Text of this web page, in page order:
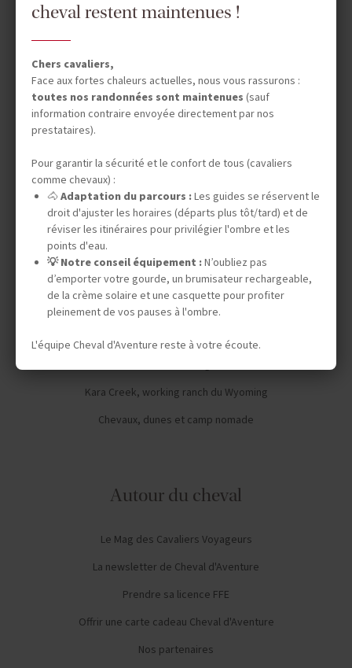
Chevauchées dans le désert
Expéditions en autonomie
Séjours linguistiques
Week-ends à cheval
Le top 5 de Cheval d'Aventure
L'Okavango à cheval
Stage de dressage au Portugal
Kara Creek, working ranch du Wyoming
Chevaux, dunes et camp nomade
Autour du cheval
Le Mag des Cavaliers Voyageurs
La newsletter de Cheval d'Aventure
Prendre sa licence FFE
Offrir une carte cadeau Cheval d'Aventure
Nos partenaires
cheval restent maintenues !
Chers cavaliers,
Face aux fortes chaleurs actuelles, nous vous rassurons :
toutes nos randonnées sont maintenues (sauf
information contraire envoyée directement par nos
prestataires).
Pour garantir la sécurité et le confort de tous (cavaliers
comme chevaux) :
🐴 Adaptation du parcours :Les guides se réservent le
droit d'ajuster les horaires (départs plus tôt/tard) et de
réviser les itinéraires pour privilégier l'ombre et les
points d'eau.
💡 Notre conseil équipement :N’oubliez pas
d’emporter votre gourde, un brumisateur rechargeable,
de la crème solaire et une casquette pour profiter
pleinement de vos pauses à l'ombre.
L'équipe Cheval d'Aventure reste à votre écoute.